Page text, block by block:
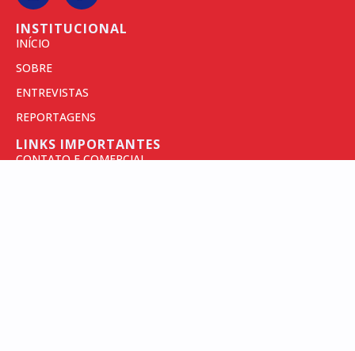
INSTITUCIONAL
INÍCIO
SOBRE
ENTREVISTAS
REPORTAGENS
LINKS IMPORTANTES
CONTATO E COMERCIAL